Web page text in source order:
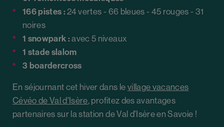
166 pistes :24 vertes - 66 bleues - 45 rouges - 31
noires
1 snowpark :avec 5 niveaux
1 stade slalom
3 boardercross
En séjournant cet hiver dans le village vacances
Cévéo de Val d'Isère, profitez des avantages
partenaires sur la station de Val d'Isère en Savoie !